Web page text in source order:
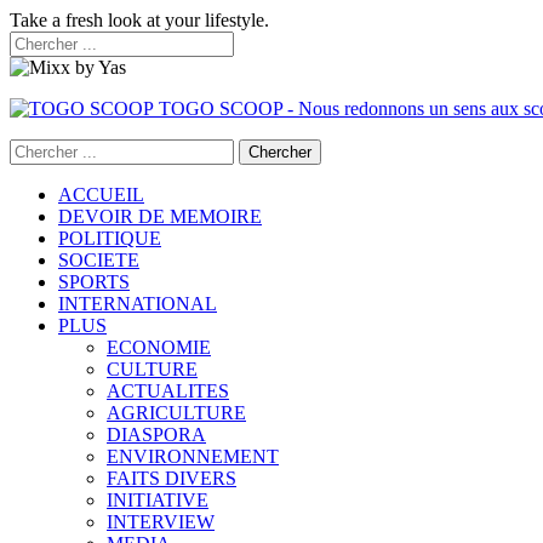
Take a fresh look at your lifestyle.
TOGO SCOOP - Nous redonnons un sens aux
ACCUEIL
DEVOIR DE MEMOIRE
POLITIQUE
SOCIETE
SPORTS
INTERNATIONAL
PLUS
ECONOMIE
CULTURE
ACTUALITES
AGRICULTURE
DIASPORA
ENVIRONNEMENT
FAITS DIVERS
INITIATIVE
INTERVIEW